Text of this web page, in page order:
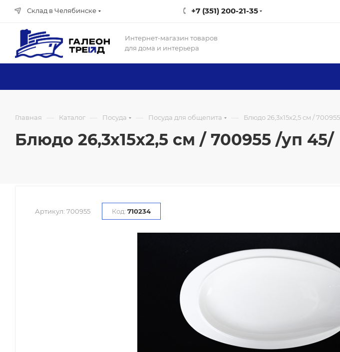
Склад в Челябинске +7 (351) 200-21-35
Интернет-магазин товаров
для дома и интерьера
Главная — Каталог — Посуда — Посуда для общепита — Блюдо 26,3х15х2,5 см /
Блюдо 26,3х15х2,5 см / 700955 /уп 45/
Артикул: 700955 Код: 710234